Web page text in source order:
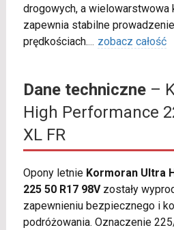
drogowych, a wielowarstwowa
zapewnia stabilne
prędkościach.... zobacz całość
Dane techniczne–
High Performance
XL FR
Opony letnie Kormoran Ultra
225 50 R17 98Vzostały
zapewnieniu bezpiecznego i
podróżowania. Oznaczenie